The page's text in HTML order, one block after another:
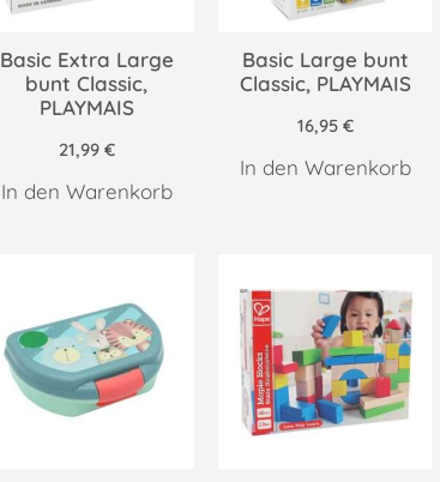
Basic Extra Large
bunt Classic,
PLAYMAIS
21,99 €
In den Warenkorb
Basic Large bunt
Classic, PLAYMAIS
16,95 €
In den Warenkorb